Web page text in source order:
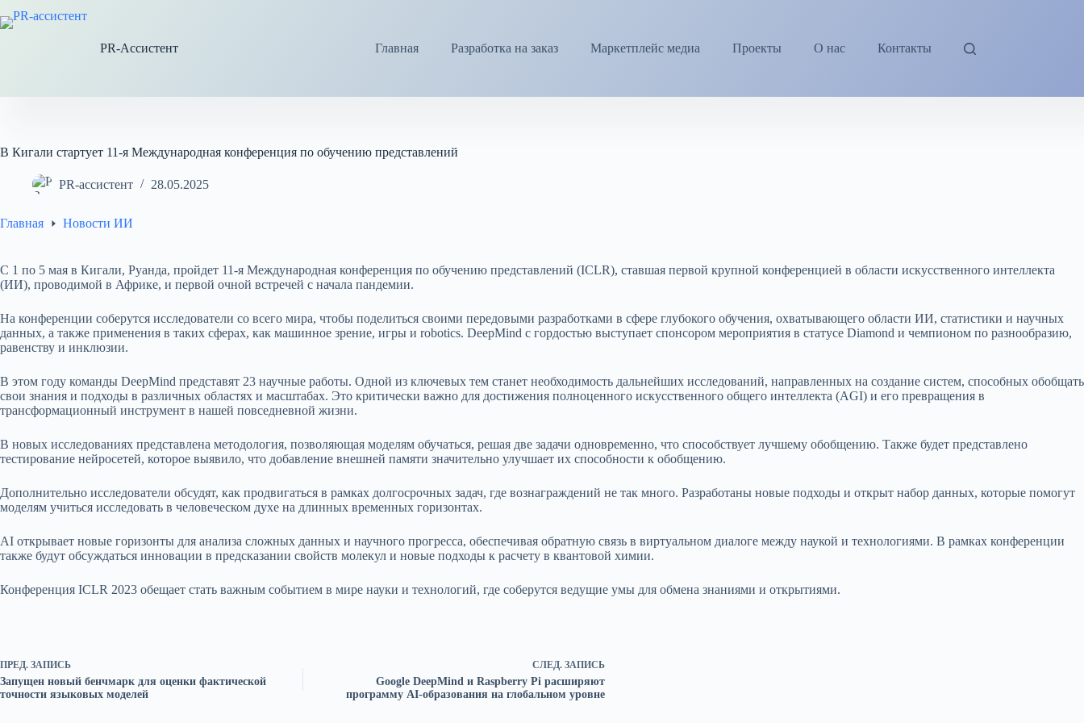
к
PR-Ассистент
Главная Разработка на заказ Маркетплейс медиа Проекты О нас Контакты
В Кигали стартует 11-я Международная конференция по обучению представлений
PR-ассистент 28.05.2025
Главная Новости ИИ
С 1 по 5 мая в Кигали, Руанда, пройдет 11-я Международная конференция по обучению представлений (ICLR), ставшая первой крупной конференцией в области искусственного интеллекта
(ИИ), проводимой в Африке, и первой очной встречей с начала пандемии.
На конференции соберутся исследователи со всего мира, чтобы поделиться своими передовыми разработками в сфере глубокого обучения, охватывающего области ИИ, статистики и научных
данных, а также применения в таких сферах, как машинное зрение, игры и robotics. DeepMind с гордостью выступает спонсором мероприятия в статусе Diamond и чемпионом по разнообразию,
равенству и инклюзии.
В этом году команды DeepMind представят 23 научные работы. Одной из ключевых тем станет необходимость дальнейших исследований, направленных на создание систем, способных обобщать
свои знания и подходы в различных областях и масштабах. Это критически важно для достижения полноценного искусственного общего интеллекта (AGI) и его превращения в
трансформационный инструмент в нашей повседневной жизни.
В новых исследованиях представлена методология, позволяющая моделям обучаться, решая две задачи одновременно, что способствует лучшему обобщению. Также будет представлено
тестирование нейросетей, которое выявило, что добавление внешней памяти значительно улучшает их способности к обобщению.
Дополнительно исследователи обсудят, как продвигаться в рамках долгосрочных задач, где вознаграждений не так много. Разработаны новые подходы и открыт набор данных, которые помогут
моделям учиться исследовать в человеческом духе на длинных временных горизонтах.
AI открывает новые горизонты для анализа сложных данных и научного прогресса, обеспечивая обратную связь в виртуальном диалоге между наукой и технологиями. В рамках конференции
также будут обсуждаться инновации в предсказании свойств молекул и новые подходы к расчету в квантовой химии.
Конференция ICLR 2023 обещает стать важным событием в мире науки и технологий, где соберутся ведущие умы для обмена знаниями и открытиями.
ПРЕД. ЗАПИСЬ
Запущен новый бенчмарк для оценки фактической
точности языковых моделей
СЛЕД. ЗАПИСЬ
Google DeepMind и Raspberry Pi расширяют
программу AI-образования на глобальном уровне